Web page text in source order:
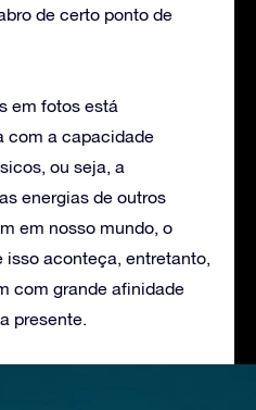
de certo ponto de
em fotos está
com a capacidade
ou seja, a
energias de outros
em nosso mundo, o
isso aconteça, entretanto,
com grande afinidade
presente.